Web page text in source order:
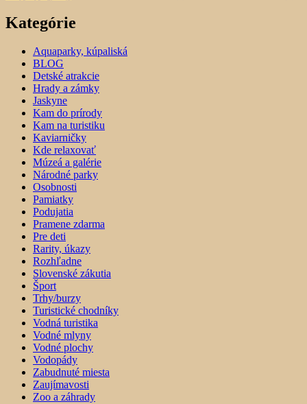
Kategórie
Aquaparky, kúpaliská
BLOG
Detské atrakcie
Hrady a zámky
Jaskyne
Kam do prírody
Kam na turistiku
Kaviarničky
Kde relaxovať
Múzeá a galérie
Národné parky
Osobnosti
Pamiatky
Podujatia
Pramene zdarma
Pre deti
Rarity, úkazy
Rozhľadne
Slovenské zákutia
Šport
Trhy/burzy
Turistické chodníky
Vodná turistika
Vodné mlyny
Vodné plochy
Vodopády
Zabudnuté miesta
Zaujímavosti
Zoo a záhrady